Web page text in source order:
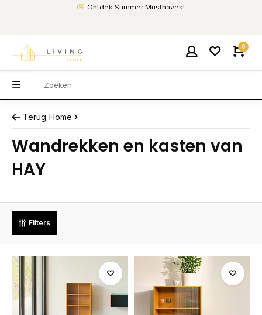
Ontdek Summer Musthaves!
0
Terug Home
Wandrekken en kasten van
HAY
Filters